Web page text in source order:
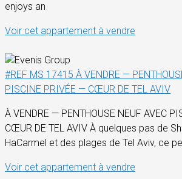
enjoys an
Voir cet appartement à vendre
#REF MS 17415 À VENDRE —
PISCINE PRIVÉE — CŒUR DE TEL AVIV
À VENDRE — PENTHOUSE NEUF AVEC
CŒUR DE TEL AVIV À quelques pas de
HaCarmel et des plages de Tel Aviv, ce
Voir cet appartement à vendre